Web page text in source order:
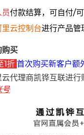
付款结算，可自付/
里云控制台进行产品管
购买
1折 首次购买新客户额
云代理商凯铧互联进
号